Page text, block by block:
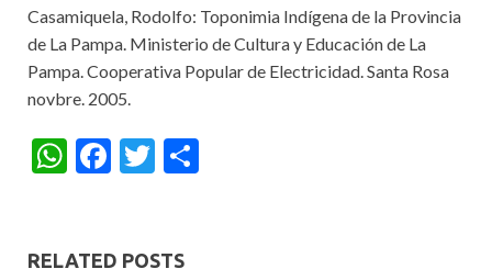
Casamiquela, Rodolfo: Toponimia Indígena de la Provincia
de La Pampa. Ministerio de Cultura y Educación de La
Pampa. Cooperativa Popular de Electricidad. Santa Rosa
novbre. 2005.
W F
T
RELATED POSTS